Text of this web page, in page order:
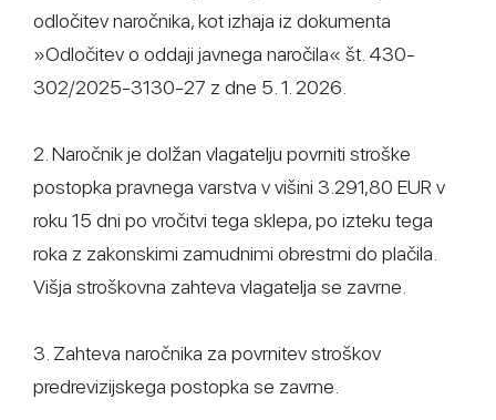
odločitev naročnika, kot izhaja iz dokumenta
»Odločitev o oddaji javnega naročila« št. 430-
302/2025-3130-27 z dne 5. 1. 2026.
2. Naročnik je dolžan vlagatelju povrniti stroške
postopka pravnega varstva v višini 3.291,80 EUR v
roku 15 dni po vročitvi tega sklepa, po izteku tega
roka z zakonskimi zamudnimi obrestmi do plačila.
Višja stroškovna zahteva vlagatelja se zavrne.
3. Zahteva naročnika za povrnitev stroškov
predrevizijskega postopka se zavrne.